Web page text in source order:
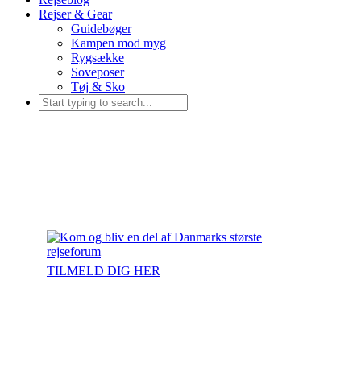
Rejser & Gear
Guidebøger
Kampen mod myg
Rygsække
Soveposer
Tøj & Sko
TILMELD DIG HER